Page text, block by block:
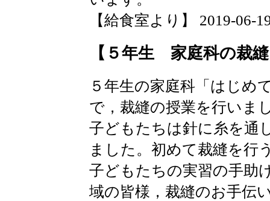
【給食室より】 2019-06-
【５年生 家庭科の裁
５年生の家庭科「はじ
で，裁縫の授業を行いま
子どもたちは針に糸を通
ました。初めて裁縫を行
子どもたちの実習の手助
域の皆様，裁縫のお手伝